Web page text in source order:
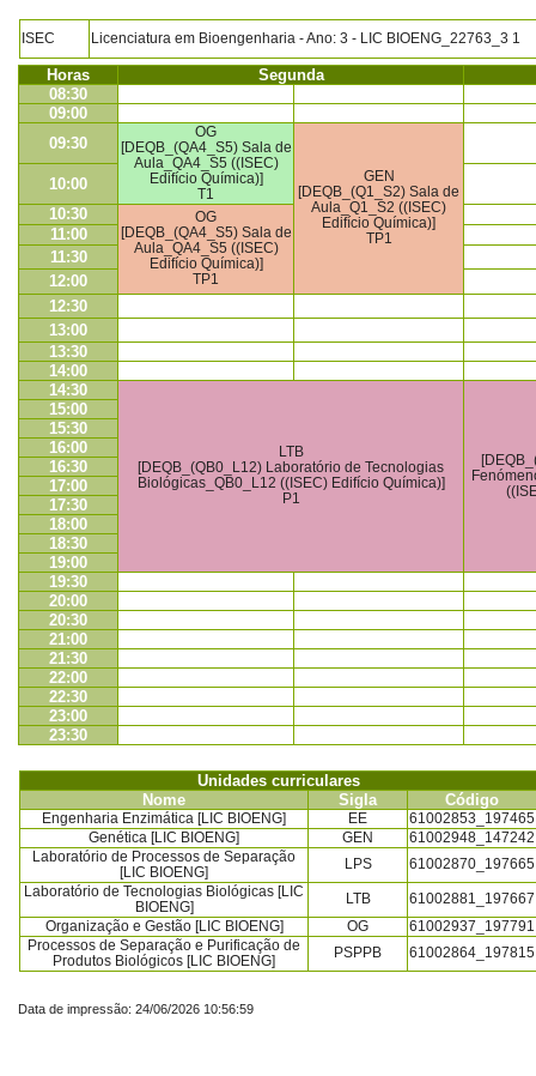
ISEC Licenciatura em Bioengenharia - Ano: 3 - LIC BIOENG_22763_3 1
Horas
Segunda
08:30
09:00
09:30
OG
[DEQB_(QA4_S5) Sala de
Aula_QA4_S5 ((ISEC)
Edifício Química)]
T1
GEN
[DEQB_(Q1_S2) Sala de
Aula_Q1_S2 ((ISEC)
Edifício Química)]
TP1
10:00
10:30
OG
[DEQB_(QA4_S5) Sala de
Aula_QA4_S5 ((ISEC)
Edifício Química)]
TP1
11:00
11:30
12:00
12:30
13:00
13:30
14:00
14:30
LTB
[DEQB_(QB0_L12) Laboratório de Tecnologias
Biológicas_QB0_L12 ((ISEC) Edifício Química)]
P1
15:00
15:30
16:00
16:30
17:00
17:30
18:00
18:30
19:00
19:30
20:00
20:30
21:00
21:30
22:00
22:30
23:00
23:30
Unidades curriculares
Nome
Sigla Código
Engenharia Enzimática [LIC BIOENG] EE
61002853_197465
Genética [LIC BIOENG]
GEN
61002948_147242
Laboratório de Processos de Separação
[LIC BIOENG]
LPS
61002870_197665
Laboratório de Tecnologias Biológicas [LIC
BIOENG]
LTB
61002881_197667
Organização e Gestão [LIC BIOENG]
OG
61002937_197791
Processos de Separação e Purificação de
Produtos Biológicos [LIC BIOENG]
PSPPB 61002864_197815
Data de impressão: 24/06/2026 10:56:59